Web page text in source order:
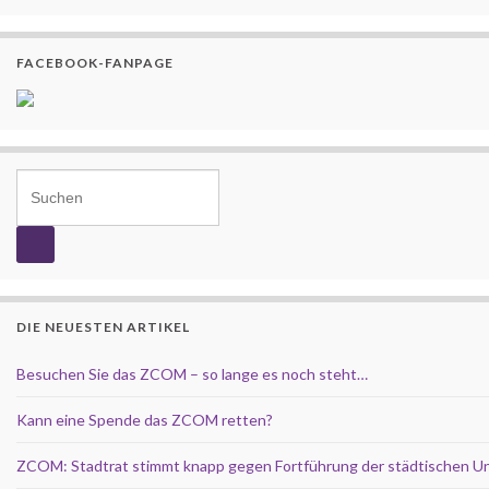
FACEBOOK-FANPAGE
DIE NEUESTEN ARTIKEL
Besuchen Sie das ZCOM – so lange es noch steht…
Kann eine Spende das ZCOM retten?
ZCOM: Stadtrat stimmt knapp gegen Fortführung der städtischen